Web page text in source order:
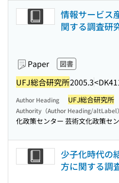
情報サービス
関する調査研
Paper 図書
UFJ総合研究所2005.3
Author Heading UFJ総合研究所
Authority（Author Heading/altLabel）
化政策センター 芸術文化政策セ
少子化時代の
方に関する調